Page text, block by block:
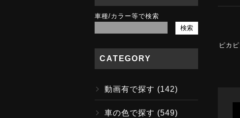
ピカ
車種/カラー等で検索
CATEGORY
動画有で探す (142)
車の色で探す (549)